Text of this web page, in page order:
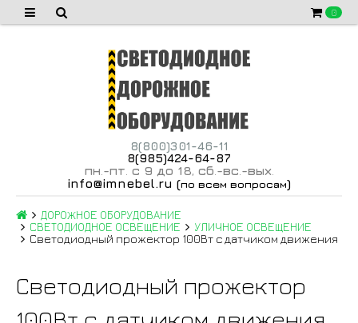
0
8(800)301-46-11
8(985)424-64-87
пн -пт с 9 до 18, сб -вс -вых.
info@imnebel.ru (по всем вопросам)
ДОРОЖНОЕ ОБОРУДОВАНИЕ
СВЕТОДИОДНОЕ ОСВЕЩЕНИЕ
УЛИЧНОЕ ОСВЕЩЕНИЕ
Светодиодный прожектор 100Вт с датчиком движения
Светодиодный прожектор